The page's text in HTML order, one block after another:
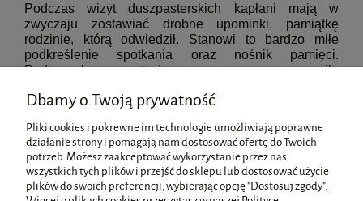
Podczas wizyt duszpasterskich kapłani mają w
zwyczaju zostawiać drobne upominki, pamiątkę
rodzinie, którą odwiedził. Stanowi to bardzo miłe
podkreślenie spotkania oraz nośnik pamięci.
Podarunek w postaci magnesu na pewno miło
podejściem do tradycji. Nasza oferta bogata jest w
które przedstawiają Świętą Rodzinę czy Jezusa
Chrystusa.
Pomoc
Dbamy o Twoją prywatność
Pliki cookies i pokrewne im technologie umożliwiają poprawne
działanie strony i pomagają nam dostosować ofertę do Twoich
potrzeb. Możesz zaakceptować wykorzystanie przez nas
wszystkich tych plików i przejść do sklepu lub dostosować użycie
plików do swoich preferencji, wybierając opcję "Dostosuj zgody".